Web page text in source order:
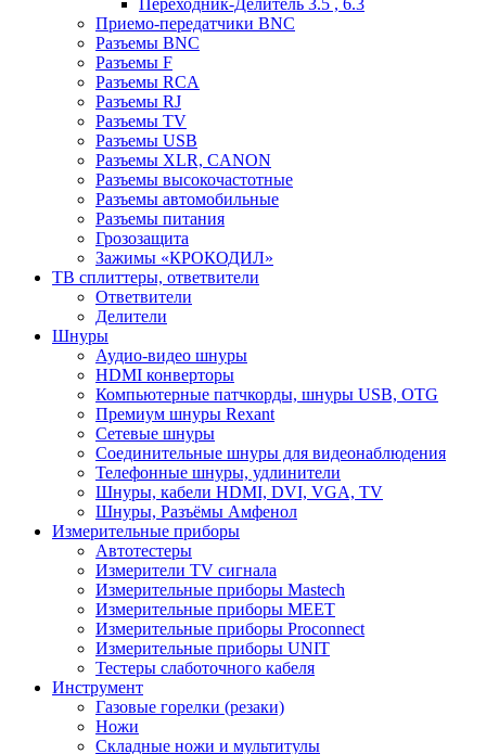
Приемо-передатчики BNC
Разъемы BNC
Разъемы F
Разъемы RCA
Разъемы RJ
Разъемы TV
Разъемы USB
Разъемы XLR, CANON
Разъемы высокочастотные
Разъемы автомобильные
Разъемы питания
Грозозащита
Зажимы «КРОКОДИЛ»
ТВ сплиттеры, ответвители
Ответвители
Делители
Шнуры
Аудио-видео шнуры
HDMI конверторы
Компьютерные патчкорды, шнуры USB, OTG
Премиум шнуры Rexant
Сетевые шнуры
Соединительные шнуры для видеонаблюдения
Телефонные шнуры, удлинители
Шнуры, кабели HDMI, DVI, VGA, TV
Шнуры, Разъёмы Амфенол
Измерительные приборы
Автотестеры
Измерители TV сигнала
Измерительные приборы Mastech
Измерительные приборы MEET
Измерительные приборы Proconnect
Измерительные приборы UNIT
Тестеры слаботочного кабеля
Инструмент
Газовые горелки (резаки)
Ножи
Складные ножи и мультитулы